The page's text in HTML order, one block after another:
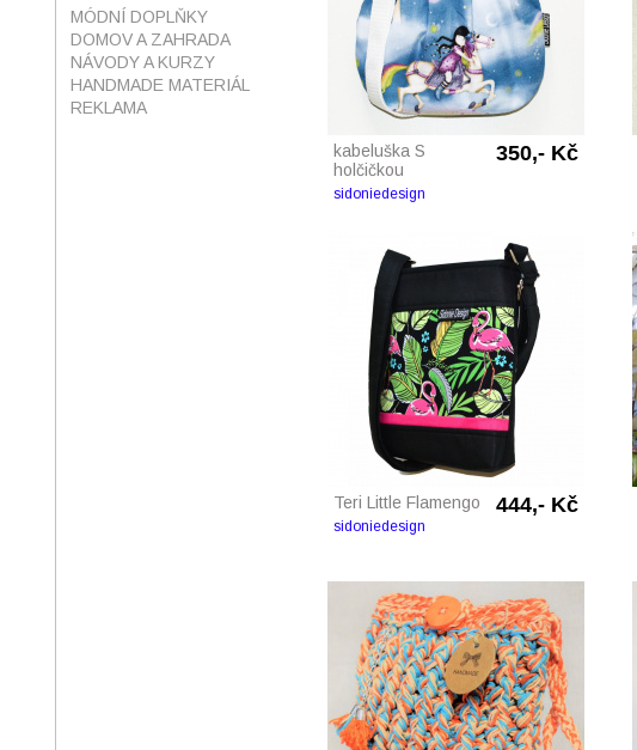
kabeluška S
holčičkou
350,- Kč
sidoniedesign
Teri Little Flamengo 444,- Kč
sidoniedesign
MÓDNÍ DOPLŇKY
DOMOV A ZAHRADA
NÁVODY A KURZY
HANDMADE MATERIÁL
REKLAMA